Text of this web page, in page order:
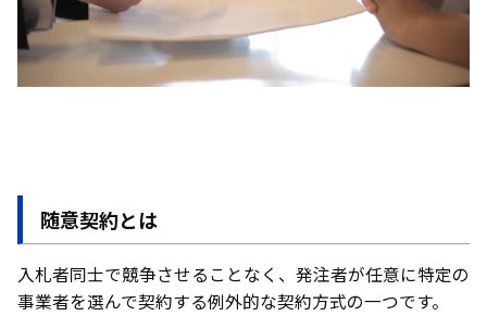
随意契約とは
入札者同士で競争させることなく、発注者が任意に特定の
事業者を選んで契約する例外的な契約方式の一つです。